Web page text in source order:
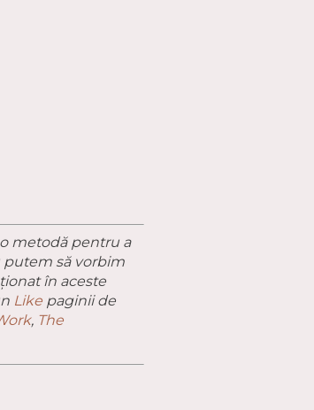
metodă pentru a
putem să vorbim
în aceste
Like paginii de
, The